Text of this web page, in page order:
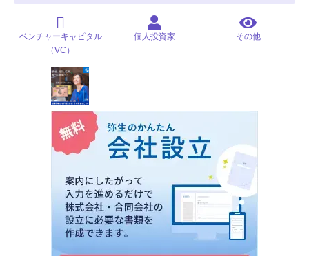
ベンチャーキャピタル
（VC）
個人投資家 その他